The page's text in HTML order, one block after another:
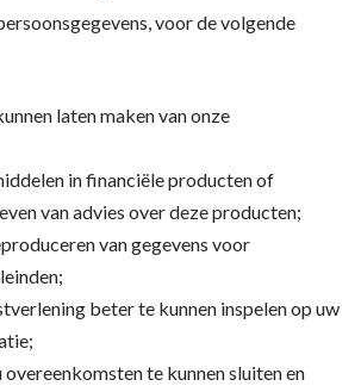
voor de volgende
laten maken van onze
in financiële producten of
van advies over deze producten;
van gegevens voor
beter te kunnen inspelen op uw
overeenkomsten te kunnen sluiten en